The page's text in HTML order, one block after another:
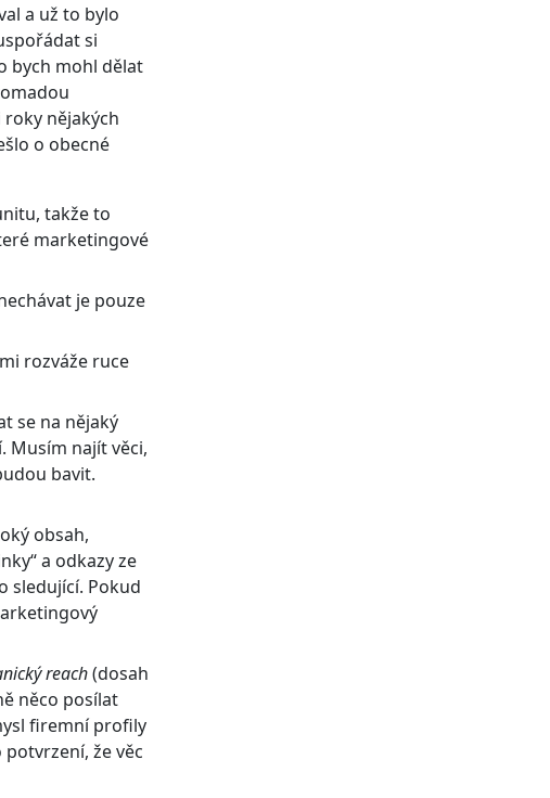
a už to bylo
si
bych mohl dělat
nějakých
o obecné
takže to
marketingové
je pouze
rozváže ruce
se na nějaký
Musím najít věci,
bavit.
obsah,
a odkazy ze
sledující. Pokud
reach(dosah
něco posílat
firemní profily
že věc